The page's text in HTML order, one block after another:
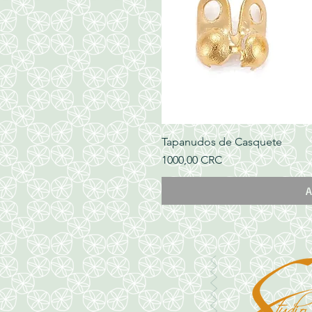
Tapanudos de Casquete
Precio
1000,00 CRC